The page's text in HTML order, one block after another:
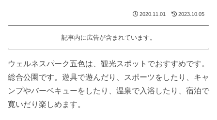
2020.11.01 2023.10.05
記事内に広告が含まれています。
ウェルネスパーク五色は、観光スポットでおすすめです。
総合公園です。遊具で遊んだり、スポーツをしたり、キャ
ンプやバーベキューをしたり、温泉で入浴したり、宿泊で
寛いだり楽しめます。